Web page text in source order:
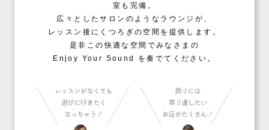
室も完備。
広々としたサロンのようなラウンジが、
レッスン後にくつろぎの空間を提供します。
是非この快適な空間でみなさまの
Enjoy Your Sound を奏でてください。